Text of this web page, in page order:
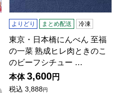
よりどり まとめ配送 冷凍
東京・日本橋にんべん 至福
の一菜 熟成ヒレ肉ときのこ
のビーフシチュー …
本体 3,600円
税込 3,888円